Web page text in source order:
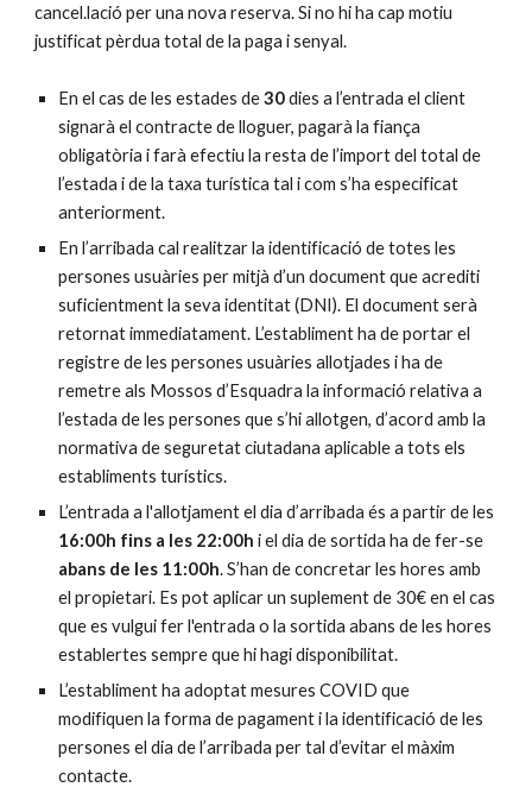
cancel.lació per una nova reserva. Si no hi ha cap motiu
justificat pèrdua total de la paga i senyal.
En el cas de les estades de30dies a l’entrada el client
signarà el contracte de lloguer, pagarà la fiança
obligatòria i farà efectiu la resta de l’import del total de
l’estada i de la taxa turística tal i com s’ha especificat
anteriorment.
En l’arribada cal realitzar la identificació de totes les
persones usuàries per mitjà d’un document que acrediti
suficientment la seva identitat (DNI). El document serà
retornat immediatament. L’establiment ha de portar el
registre de les persones usuàries allotjades i ha de
remetre als Mossos d’Esquadra la informació relativa a
l’estada de les persones que s’hi allotgen, d’acord amb la
normativa de seguretat ciutadana aplicable a tots els
establiments turístics.
L’entrada a l'allotjament el dia d’arribada és a partir de les
16:00h fins a les 22:00hi el dia de sortida ha de fer-se
abans de les 11:00h. S’han de concretar les hores amb
el propietari. Es pot aplicar un suplement de 30€ en el cas
que es vulgui fer l'entrada o la sortida abans de les hores
establertes sempre que hi hagi disponibilitat.
L’establiment ha adoptat mesures COVID que
modifiquen la forma de pagament i la identificació de les
persones el dia de l’arribada per tal d’evitar el màxim
contacte.